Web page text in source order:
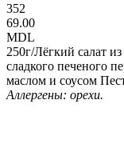
352
69.00
MDL
250г/Лёгкий салат
сладкого печеного
маслом и соусом
Аллергены: орехи.